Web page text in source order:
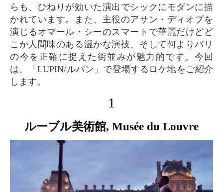
らも、ひねりが効いた演出でシックにモダンに描
かれています。また、主役のアサン・ディオプを
演じるオマール・シーのスマートで華麗だけどど
こか人間味のある温かな演技、そして何よりパリ
の今を正確に捉えた街並みが魅力的です。今回
は、「LUPIN/ルパン」で登場するロケ地をご紹介
します。
1
ルーブル美術館, Musée du Louvre